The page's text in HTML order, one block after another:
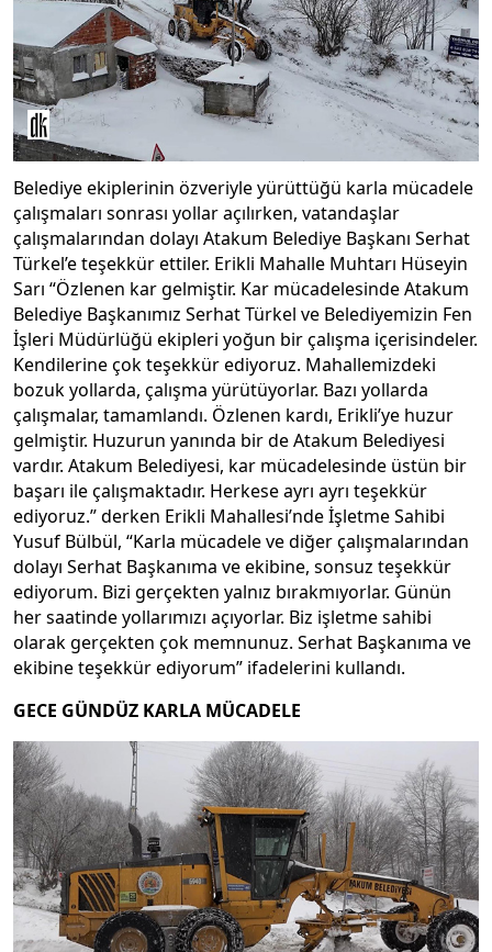
Belediye ekiplerinin özveriyle yürüttüğü karla mücadele
çalışmaları sonrası yollar açılırken, vatandaşlar
çalışmalarından dolayı Atakum Belediye Başkanı Serhat
Türkel’e teşekkür ettiler. Erikli Mahalle Muhtarı Hüseyin
Sarı “Özlenen kar gelmiştir. Kar mücadelesinde Atakum
Belediye Başkanımız Serhat Türkel ve Belediyemizin Fen
İşleri Müdürlüğü ekipleri yoğun bir çalışma içerisindeler.
Kendilerine çok teşekkür ediyoruz. Mahallemizdeki
bozuk yollarda, çalışma yürütüyorlar. Bazı yollarda
çalışmalar, tamamlandı. Özlenen kardı, Erikli’ye huzur
gelmiştir. Huzurun yanında bir de Atakum Belediyesi
vardır. Atakum Belediyesi, kar mücadelesinde üstün bir
başarı ile çalışmaktadır. Herkese ayrı ayrı teşekkür
ediyoruz.” derken Erikli Mahallesi’nde İşletme Sahibi
Yusuf Bülbül, “Karla mücadele ve diğer çalışmalarından
dolayı Serhat Başkanıma ve ekibine, sonsuz teşekkür
ediyorum. Bizi gerçekten yalnız bırakmıyorlar. Günün
her saatinde yollarımızı açıyorlar. Biz işletme sahibi
olarak gerçekten çok memnunuz. Serhat Başkanıma ve
ekibine teşekkür ediyorum” ifadelerini kullandı.
GECE GÜNDÜZ KARLA MÜCADELE